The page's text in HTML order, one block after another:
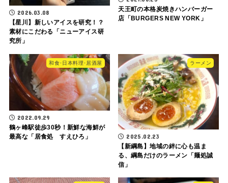
2026.03.08
【星川】新しいアイスを研究！？
素材にこだわる「ニューアイス研
究所」
天王町の本格炭焼きハンバーガー
店「BURGERS NEW YORK」
和食･日本料理･居酒屋
2022.09.29
鶴ヶ峰駅徒歩30秒！新鮮な海鮮が
最高な「居食処 すえひろ」
ラーメン
2025.02.23
【新綱島】地域の絆に心も温ま
る、綱島だけのラーメン「麺処誠
信」